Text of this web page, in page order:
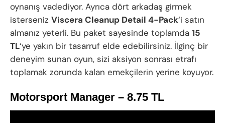
oynanış vadediyor. Ayrıca dört arkadaş girmek
isterseniz Viscera Cleanup Detail 4-Pack‘i satın
almanız yeterli. Bu paket sayesinde toplamda 15
TL‘ye yakın bir tasarruf elde edebilirsiniz. İlginç bir
deneyim sunan oyun, sizi aksiyon sonrası etrafı
toplamak zorunda kalan emekçilerin yerine koyuyor.
Motorsport Manager – 8.75 TL